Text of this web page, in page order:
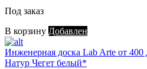
Под заказ
В корзину Добавлен
Инженерная доска Lab Arte от
Натур Чегет белый*